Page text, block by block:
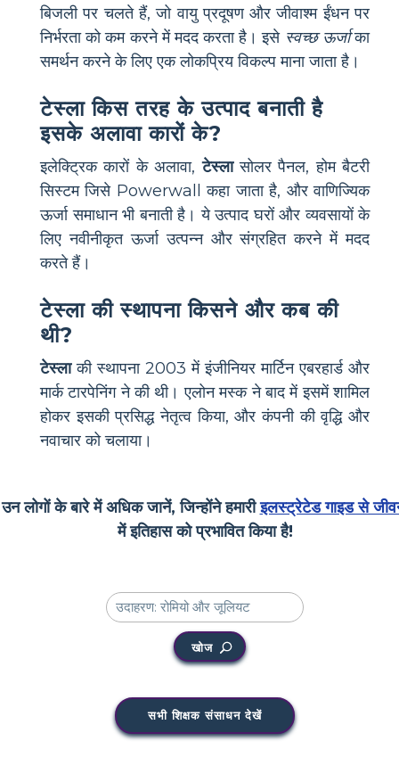
बिजली पर चलते हैं, जो वायु प्रदूषण और जीवाश्म ईंधन पर
निर्भरता को कम करने में मदद करता है। इसे स्वच्छ ऊर्जाका
समर्थन करने के लिए एक लोकप्रिय विकल्प माना जाता है।
टेस्ला किस तरह के उत्पाद बनाती है
इसके अलावा कारों के?
इलेक्ट्रिक कारों के अलावा,टेस्लासोलर पैनल, होम बैटरी
सिस्टम जिसे Powerwall कहा जाता है, और वाणिज्यिक
ऊर्जा समाधान भी बनाती है। ये उत्पाद घरों और व्यवसायों के
लिए नवीनीकृत ऊर्जा उत्पन्न और संग्रहित करने में मदद
करते हैं।
टेस्ला की स्थापना किसने और कब की
थी?
टेस्लाकी स्थापना 2003 में इंजीनियर मार्टिन एबरहार्ड और
मार्क टारपेनिंग ने की थी। एलोन मस्क ने बाद में इसमें शामिल
होकर इसकी प्रसिद्ध नेतृत्व किया, और कंपनी की वृद्धि और
नवाचार को चलाया।
उन लोगों के बारे में अधिक जानें, जिन्होंने हमारीइलस्ट्रेटेड गाइड से
में इतिहास को प्रभावित किया है!
खोज
सभी शिक्षक संसाधन देखें